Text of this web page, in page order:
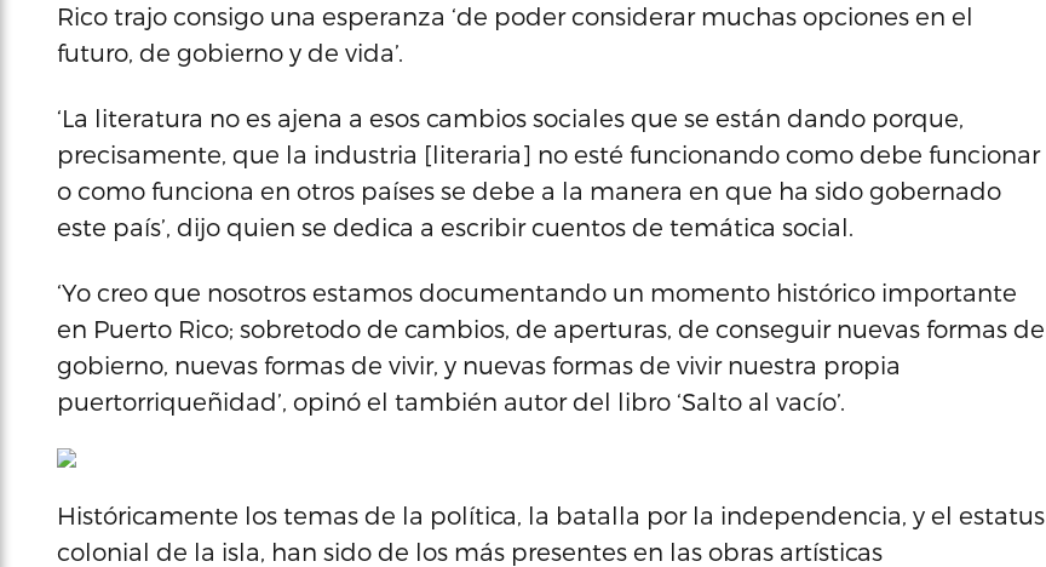
Rico trajo consigo una esperanza ‘de poder considerar muchas opciones en el
futuro, de gobierno y de vida’.
‘La literatura no es ajena a esos cambios sociales que se están dando porque,
precisamente, que la industria [literaria] no esté funcionando como debe funcionar
o como funciona en otros países se debe a la manera en que ha sido gobernado
este país’, dijo quien se dedica a escribir cuentos de temática social.
‘Yo creo que nosotros estamos documentando un momento histórico importante
en Puerto Rico; sobretodo de cambios, de aperturas, de conseguir nuevas formas de
gobierno, nuevas formas de vivir, y nuevas formas de vivir nuestra propia
puertorriqueñidad’, opinó el también autor del libro ‘Salto al vacío’.
Históricamente los temas de la política, la batalla por la independencia, y el estatus
colonial de la isla, han sido de los más presentes en las obras artísticas